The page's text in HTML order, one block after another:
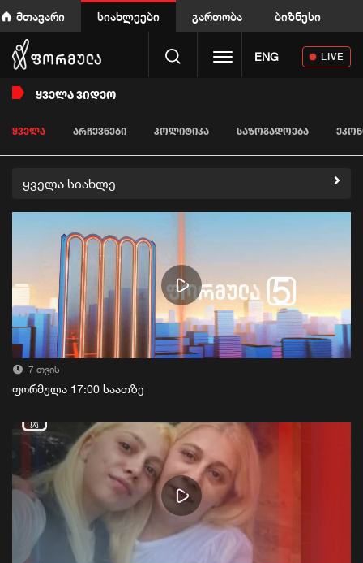
მთავარი სიახლეები გართობა ბიზნესი
Toggle navigation
ENG LIVE
ᲧᲕᲔᲚᲐ ᲕᲘᲓᲔᲝ
ᲧᲕᲔᲚᲐ ᲐᲠᲩᲔᲕᲜᲔᲑᲘ ᲞᲝᲚᲘᲢᲘᲙᲐ ᲡᲐᲖᲝᲒᲐᲓᲝᲔᲑᲐ
ყველა სიახლე
7 თვის
ფორმულა 17:00 საათზე